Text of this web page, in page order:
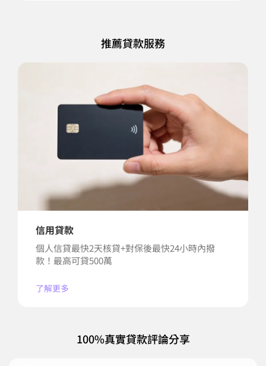
推薦貸款服務
信用貸款
個人信貸最快2天核貸+對保後最快24小時內撥
款！最高可貸500萬
了解更多
100%真實貸款評論分享